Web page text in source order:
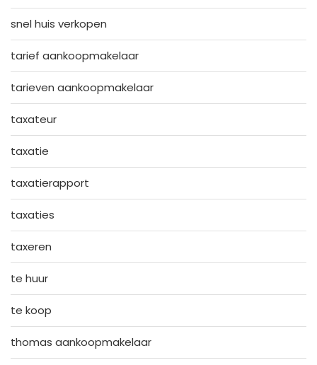
snel huis verkopen
tarief aankoopmakelaar
tarieven aankoopmakelaar
taxateur
taxatie
taxatierapport
taxaties
taxeren
te huur
te koop
thomas aankoopmakelaar